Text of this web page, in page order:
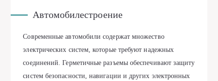
Автомобилестроение
Современные автомобили содержат множество
электрических систем, которые требуют надежных
соединений. Герметичные разъемы обеспечивают защиту
систем безопасности, навигации и других электронных